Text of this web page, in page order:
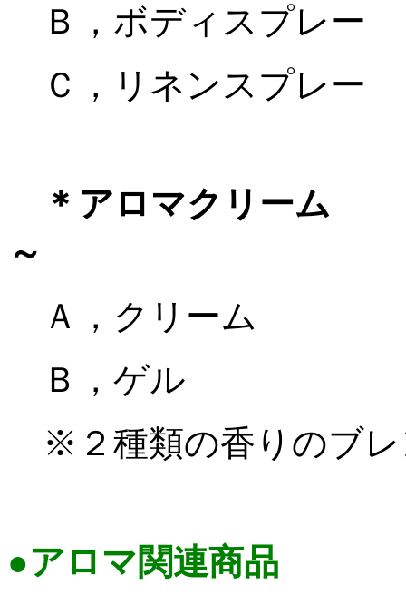
Ｂ，ボディスプレー
Ｃ，リネンスプレー
＊アロ
～
Ａ，クリーム
Ｂ，ゲル
※ ２種類の香りのブ
●アロマ関連商品